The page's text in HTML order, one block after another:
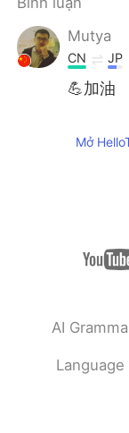
Deutsch
한국어
Mutya
CN JP
💪加油
Mở
AI